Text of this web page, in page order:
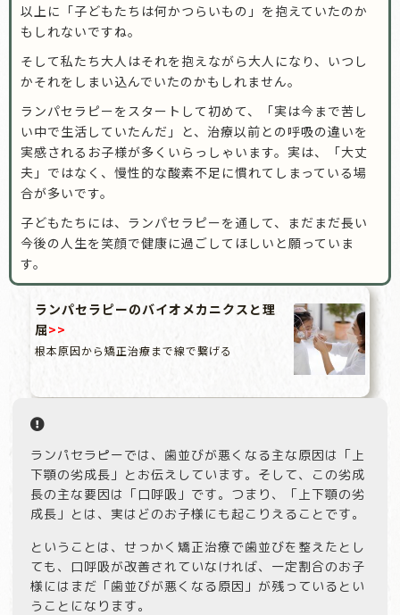
以上に「子どもたちは何かつらいもの」を抱えていたのか
もしれないですね。
そして私たち大人はそれを抱えながら大人になり、いつし
かそれをしまい込んでいたのかもしれません。
ランパセラピーをスタートして初めて、「実は今まで苦し
い中で生活していたんだ」と、治療以前との呼吸の違いを
実感されるお子様が多くいらっしゃいます。実は、「大丈
夫」ではなく、慢性的な酸素不足に慣れてしまっている場
合が多いです。
子どもたちには、ランパセラピーを通して、まだまだ長い
今後の人生を笑顔で健康に過ごしてほしいと願っていま
す。
ランパセラピーのバイオメカニクスと理
屈>>
根本原因から矯正治療まで線で繋げる
ランパセラピーでは、歯並びが悪くなる主な原因は「上
下顎の劣成長」とお伝えしています。そして、この劣成
長の主な要因は「口呼吸」です。つまり、「上下顎の劣
成長」とは、実はどのお子様にも起こりえることです。
ということは、せっかく矯正治療で歯並びを整えたとし
ても、口呼吸が改善されていなければ、一定割合のお子
様にはまだ「歯並びが悪くなる原因」が残っているとい
うことになります。